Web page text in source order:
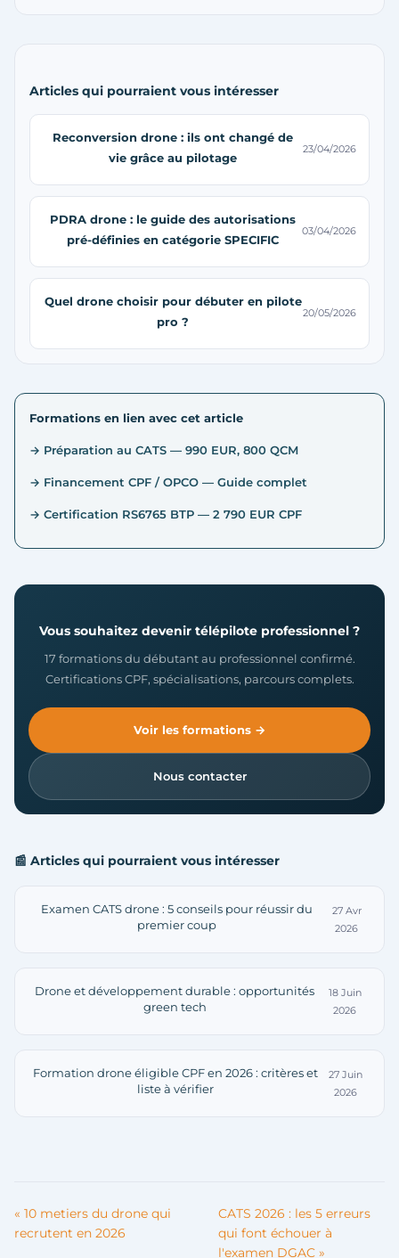
Articles qui pourraient vous intéresser
Reconversion drone : ils ont changé de
vie grâce au pilotage
23/04/2026
PDRA drone : le guide des autorisations
pré-définies en catégorie SPECIFIC
03/04/2026
Quel drone choisir pour débuter en pilote
pro ?
20/05/2026
Formations en lien avec cet article
→ Préparation au CATS — 990 EUR, 800 QCM
→ Financement CPF / OPCO — Guide complet
→ Certification RS6765 BTP — 2 790 EUR CPF
Vous souhaitez devenir télépilote professionnel ?
17 formations du débutant au professionnel confirmé.
Certifications CPF, spécialisations, parcours complets.
Voir les formations →
Nous contacter
📰 Articles qui pourraient vous intéresser
Examen CATS drone : 5 conseils pour réussir du
premier coup
27 Avr
2026
Drone et développement durable : opportunités
green tech
18 Juin
2026
Formation drone éligible CPF en 2026 : critères et
liste à vérifier
27 Juin
2026
« 10 metiers du drone qui
recrutent en 2026
CATS 2026 : les 5 erreurs
qui font échouer à
l'examen DGAC »